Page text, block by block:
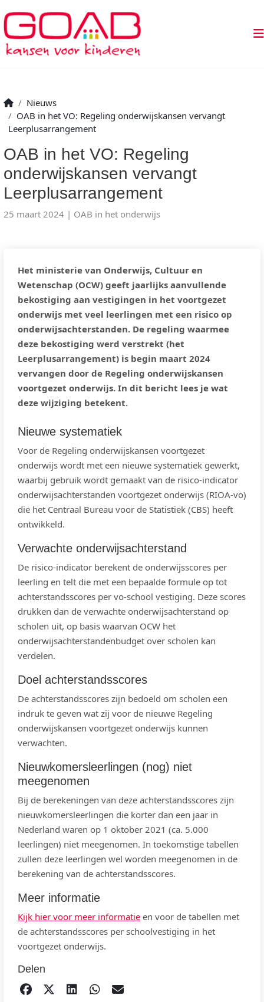
Nieuws
OAB in het VO: Regeling onderwijskansen vervangt
Leerplusarrangement
OAB in het VO: Regeling
onderwijskansen vervangt
Leerplusarrangement
25 maart 2024 OAB in het onderwijs
Het ministerie van Onderwijs, Cultuur en
Wetenschap (OCW) geeft jaarlijks aanvullende
bekostiging aan vestigingen in het voortgezet
onderwijs met veel leerlingen met een risico op
onderwijsachterstanden. De regeling waarmee
deze bekostiging werd verstrekt (het
Leerplusarrangement) is begin maart 2024
vervangen door de Regeling onderwijskansen
voortgezet onderwijs. In dit bericht lees je wat
deze wijziging betekent.
Nieuwe systematiek
Voor de Regeling onderwijskansen voortgezet
onderwijs wordt met een nieuwe systematiek gewerkt,
waarbij gebruik wordt gemaakt van de risico-indicator
onderwijsachterstanden voortgezet onderwijs (RIOA-vo)
die het Centraal Bureau voor de Statistiek (CBS) heeft
ontwikkeld.
Verwachte onderwijsachterstand
De risico-indicator berekent de onderwijsscores per
leerling en telt die met een bepaalde formule op tot
achterstandsscores per vo-school vestiging. Deze scores
drukken dan de verwachte onderwijsachterstand op
scholen uit, op basis waarvan OCW het
onderwijsachterstandenbudget over scholen kan
verdelen.
Doel achterstandsscores
De achterstandsscores zijn bedoeld om scholen een
indruk te geven wat zij voor de nieuwe Regeling
onderwijskansen voortgezet onderwijs kunnen
verwachten.
Nieuwkomersleerlingen (nog) niet
meegenomen
Bij de berekeningen van deze achterstandsscores zijn
nieuwkomersleerlingen die korter dan een jaar in
Nederland waren op 1 oktober 2021 (ca. 5.000
leerlingen) niet meegenomen. In toekomstige tabellen
zullen deze leerlingen wel worden meegenomen in de
berekening van de achterstandsscores.
Meer informatie
Kijk hier voor meer informatie en voor de tabellen met
de achterstandsscores per schoolvestiging in het
voortgezet onderwijs.
Delen
DELEN OP FACEBOOK
TWEETDELEN OP LINKEDIN
DELEN OP WHATSAPP